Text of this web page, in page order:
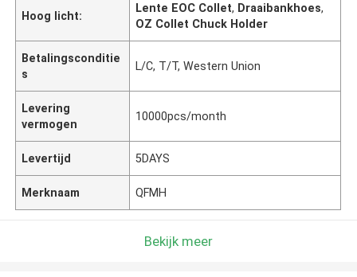
Hoog licht:
Lente EOC Collet, Draaibankhoes,
OZ Collet Chuck Holder
Betalingsconditie
s
L/C, T/T, Western Union
Levering
vermogen
10000pcs/month
Levertijd 5DAYS
Merknaam QFMH
Bekijk meer